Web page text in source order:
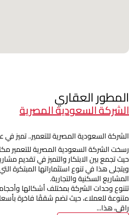
المطور العقاري
الشركة السعودية المصرية
الشركة السعودية المصرية للتعمير.. تميز في
رسخت الشركة السعودية المصرية للتعمير
حيث تجمع بين الابتكار والتميز في تقديم
ويتجلى هذا في تنوع استثماراتها
المشاريع السكنية والتجارية.
تتنوع وحدات الشركة بمختلف أشكالها
متنوعة للعملاء، حيث تضم شققًا فاخرة
راقي، هذا...